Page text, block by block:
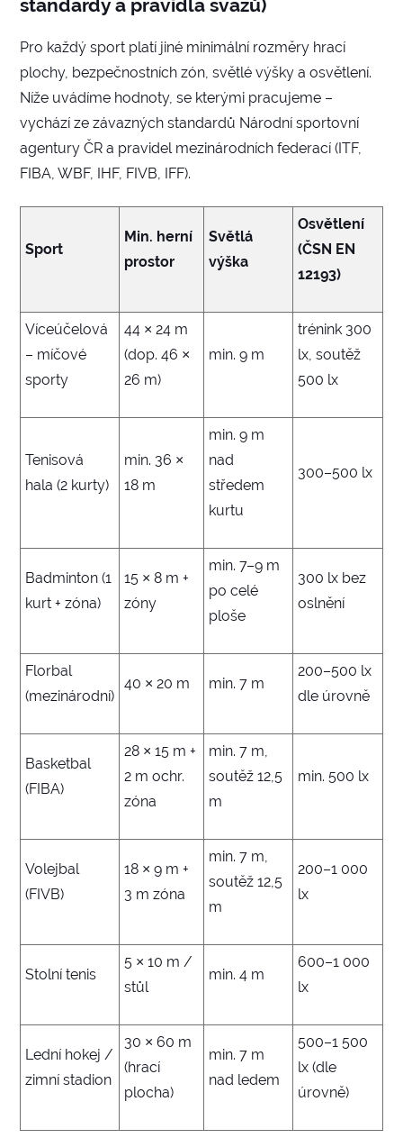
standardy a pravidla svazů)
Pro každý sport platí jiné minimální rozměry hrací
plochy, bezpečnostních zón, světlé výšky a osvětlení.
Níže uvádíme hodnoty, se kterými pracujeme –
vychází ze závazných standardů Národní sportovní
agentury ČR a pravidel mezinárodních federací (ITF,
FIBA, WBF, IHF, FIVB, IFF).
Sport
Min. herní
prostor
Světlá
výška
Osvětlení
(ČSN EN
12193)
Víceúčelová
– míčové
sporty
44 × 24 m
(dop. 46 ×
26 m)
min. 9 m
trénink 300
lx, soutěž
500 lx
Tenisová
hala (2 kurty)
min. 36 ×
18 m
min. 9 m
nad
středem
kurtu
300–500 lx
Badminton (1
kurt + zóna)
15 × 8 m +
zóny
min. 7–9 m
po celé
ploše
300 lx bez
oslnění
Florbal
(mezinárodní)
40 × 20 m min. 7 m
200–500 lx
dle úrovně
Basketbal
(FIBA)
28 × 15 m +
2 m ochr.
zóna
min. 7 m,
soutěž 12,5
m
min. 500 lx
Volejbal
(FIVB)
18 × 9 m +
3 m zóna
min. 7 m,
soutěž 12,5
m
200–1 000
lx
Stolní tenis
5 × 10 m /
stůl
min. 4 m
600–1 000
lx
Lední hokej /
zimní stadion
30 × 60 m
(hrací
plocha)
min. 7 m
nad ledem
500–1 500
lx (dle
úrovně)